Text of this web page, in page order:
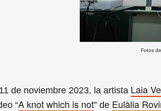
Fotos
de noviembre 2023, la artista Laia
“A knot which is not” de Eulàlia